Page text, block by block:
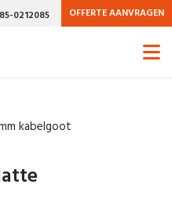
0212085 OFFERTE AANVRAGEN
kabelgoot